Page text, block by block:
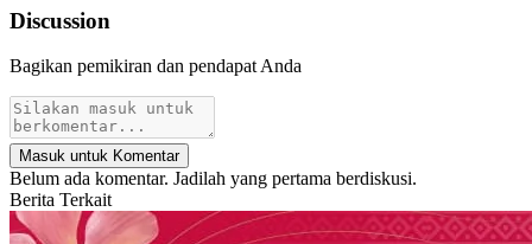
Discussion
Bagikan pemikiran dan pendapat Anda
Masuk untuk Komentar
Belum ada komentar. Jadilah yang pertama berdiskusi.
Berita Terkait